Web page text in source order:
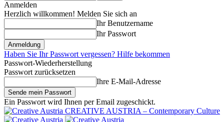
Anmelden
Herzlich willkommen! Melden Sie sich an
Ihr Benutzername
Ihr Passwort
Haben Sie Ihr Passwort vergessen? Hilfe bekommen
Passwort-Wiederherstellung
Passwort zurücksetzen
Ihre E-Mail-Adresse
Ein Passwort wird Ihnen per Email zugeschickt.
CREATIVE AUSTRIA – Contemporary Culture